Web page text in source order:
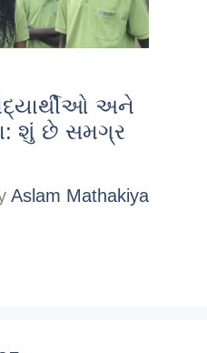
અને
શું છે સમગ્ર
Aslam Mathakiya